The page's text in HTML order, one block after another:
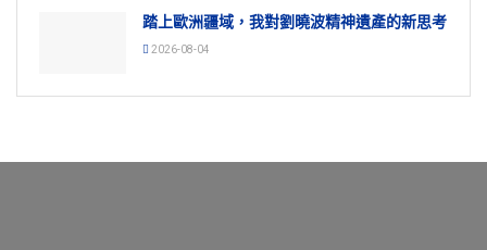
踏上歐洲疆域，我對劉曉波精神遺產的新思考
2026-08-04